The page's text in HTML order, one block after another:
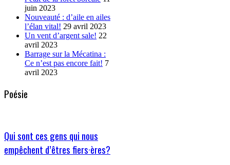
juin 2023
Nouveauté : d’aile en ailes
l’élan vital! 29 avril 2023
Un vent d’argent sale! 22
avril 2023
Barrage sur la Mécatina :
Ce n’est pas encore fait! 7
avril 2023
Poésie
Qui sont ces gens qui nous
empêchent d’êtres fiers·ères?